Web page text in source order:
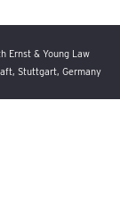
Ernst & Young Law
Stuttgart, Germany